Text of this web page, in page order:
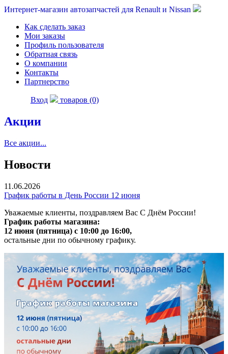
Интернет-магазин автозапчастей для Renault и Nissan
Как сделать заказ
Мои заказы
Профиль пользователя
Обратная связь
О компании
Контакты
Партнерство
Вход товаров (0)
Акции
Все акции...
Новости
11.06.2026
График работы в День России 12 июня
Уважаемые клиенты, поздравляем Вас С Днём России!
График работы магазина:
12 июня (пятница) с 10:00 до 16:00,
остальные дни по обычному графику.